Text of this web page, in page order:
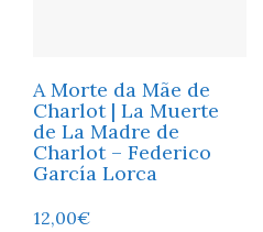
A Morte da Mãe de
Charlot | La Muerte
de La Madre de
Charlot – Federico
García Lorca
12,00€